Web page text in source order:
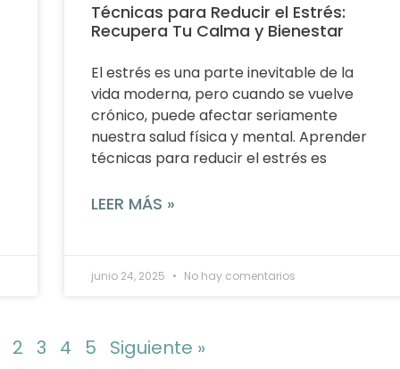
Técnicas para Reducir el Estrés:
Recupera Tu Calma y Bienestar
El estrés es una parte inevitable de la
vida moderna, pero cuando se vuelve
crónico, puede afectar seriamente
nuestra salud física y mental. Aprender
técnicas para reducir el estrés es
LEER MÁS »
junio 24, 2025 No hay comentarios
2 3 4 5 Siguiente »